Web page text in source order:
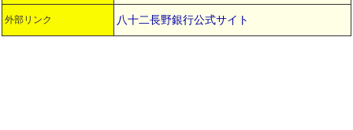
外部リンク 八十二長野銀行公式サイト